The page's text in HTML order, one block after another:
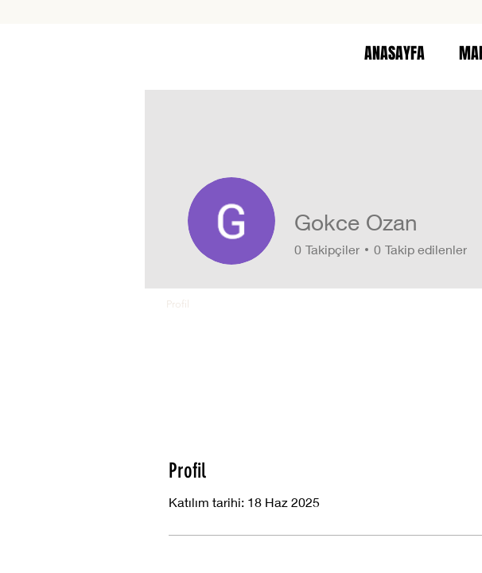
ANASAYFA
Profil
Katılım tarihi: 18 Haz 2025
Gokce Ozan
0 Takipçiler 0 Takip edilenler
Profil